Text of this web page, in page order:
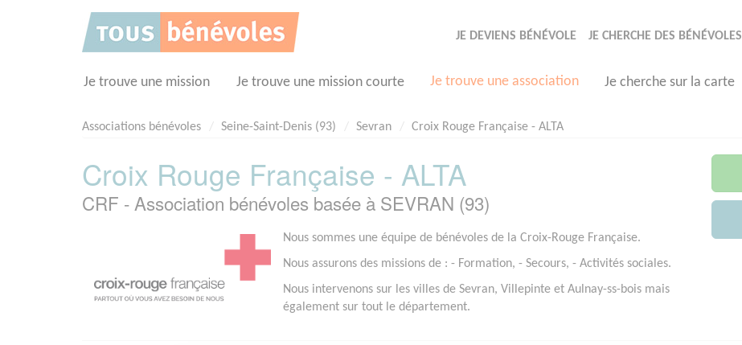
JE DEVIENS BÉNÉVOLE JE CHERCHE DES BÉNÉVOLES
Je trouve une mission Je trouve une mission courte Je trouve une association Je cherche sur la carte
Associations bénévoles Seine-Saint-Denis (93) Sevran Croix Rouge Française - ALTA
Croix Rouge Française - ALTA
CRF - Association bénévoles basée à SEVRAN (93)
Nous sommes une équipe de bénévoles de la Croix-Rouge Française.
Nous assurons des missions de : - Formation, - Secours, - Activités sociales.
Nous intervenons sur les villes de Sevran, Villepinte et Aulnay-ss-bois mais
également sur tout le département.